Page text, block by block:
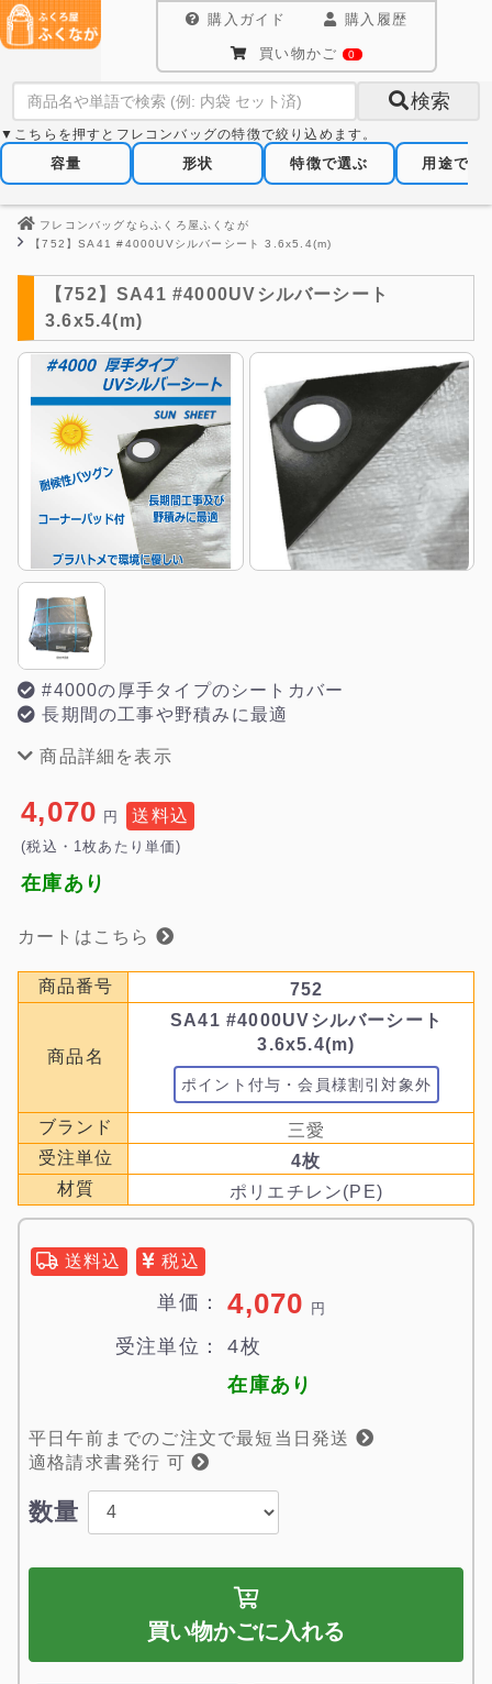
購入ガイド 購入履歴
買い物かご 0
検索
▼こちらを押すとフレコンバッグの特徴で絞り込めます。
容量 形状 特徴で選ぶ 用途で選
フレコンバッグならふくろ屋ふくなが
【752】SA41 #4000UVシルバーシート 3.6x5.4(m)
【752】SA41 #4000UVシルバーシート
3.6x5.4(m)
#4000の厚手タイプのシートカバー
長期間の工事や野積みに最適
商品詳細を表示
4,070 円 送料込
(税込・1枚あたり単価)
在庫あり
カートはこちら
商品番号 752
商品名
SA41 #4000UVシルバーシート
3.6x5.4(m)
ポイント付与・会員様割引対象外
ブランド
三愛
受注単位
4枚
材質
ポリエチレン(PE)
送料込 税込
単価： 4,070 円
受注単位：
4枚
在庫あり
平日午前までのご注文で最短当日発送
適格請求書発行 可
数量
買い物かごに入れる